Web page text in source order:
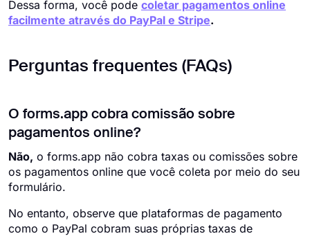
Dessa forma, você pode coletar pagamentos online
facilmente através do PayPal e Stripe.
Perguntas frequentes (FAQs)
O forms.app cobra comissão sobre
pagamentos online?
Não, o forms.app não cobra taxas ou comissões sobre
os pagamentos online que você coleta por meio do seu
formulário.
No entanto, observe que plataformas de pagamento
como o PayPal cobram suas próprias taxas de